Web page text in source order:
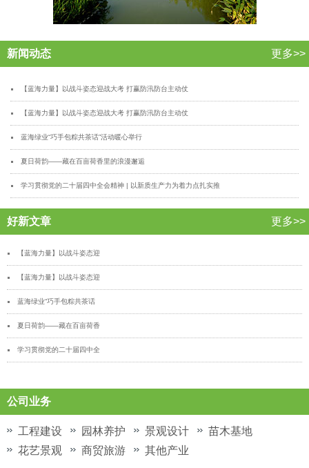
新闻动态 更多>>
【蓝海力量】以战斗姿态迎战大考 打赢防汛防台主动仗
【蓝海力量】以战斗姿态迎战大考 打赢防汛防台主动仗
蓝海绿业“巧手包粽共茶话”活动暖心举行
夏日荷韵——藏在百亩荷香里的浪漫邂逅
学习贯彻党的二十届四中全会精神 | 以新质生产力为着力点扎实推
好新文章 更多>>
【蓝海力量】以战斗姿态迎
【蓝海力量】以战斗姿态迎
蓝海绿业“巧手包粽共茶话
夏日荷韵——藏在百亩荷香
学习贯彻党的二十届四中全
公司业务
工程建设 园林养护 景观设计
苗木基地
花艺景观
商贸旅游 其他产业